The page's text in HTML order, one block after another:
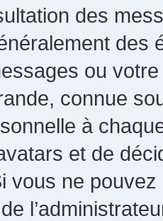
des
des
ou
connue
à
et de
vous ne pouvez